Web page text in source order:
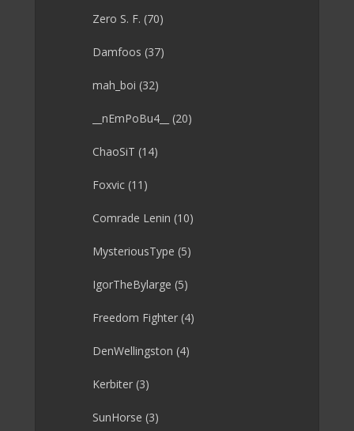
Zero S. F. (70)
Damfoos (37)
mah_boi (32)
__nEmPoBu4__ (20)
ChaoSiT (14)
Foxvic (11)
Comrade Lenin (10)
MysteriousType (5)
IgorTheBylarge (5)
Freedom Fighter (4)
DenWellingston (4)
Kerbiter (3)
SunHorse (3)